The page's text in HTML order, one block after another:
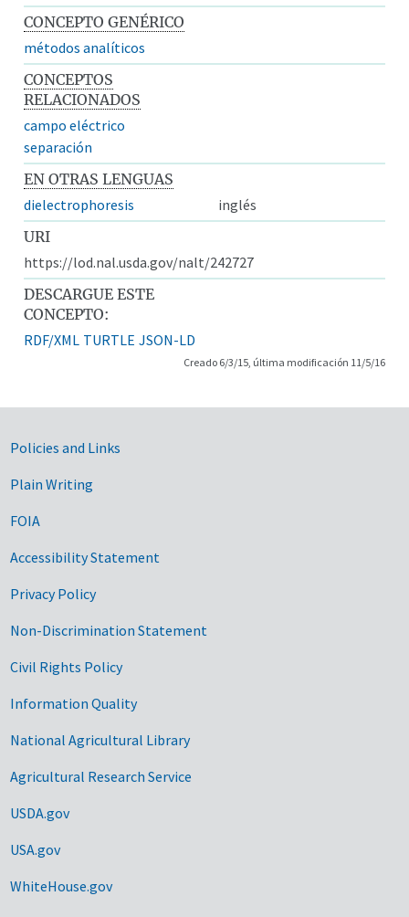
CONCEPTO GENÉRICO
métodos analíticos
CONCEPTOS
RELACIONADOS
campo eléctrico
separación
EN OTRAS LENGUAS
dielectrophoresis
inglés
URI
https://lod.nal.usda.gov/nalt/242727
DESCARGUE ESTE
CONCEPTO:
RDF/XML TURTLE JSON-LD
Creado 6/3/15, última modificación 11/5/16
Government Links
Policies and Links
Plain Writing
FOIA
Accessibility Statement
Privacy Policy
Non-Discrimination Statement
Civil Rights Policy
Information Quality
National Agricultural Library
Agricultural Research Service
USDA.gov
USA.gov
WhiteHouse.gov